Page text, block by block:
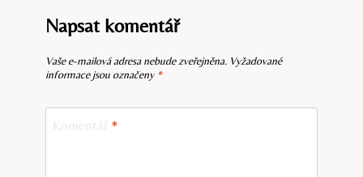
Napsat komentář
Vaše e-mailová adresa nebude zveřejněna. Vyžadované
informace jsou označeny *
Komentář *